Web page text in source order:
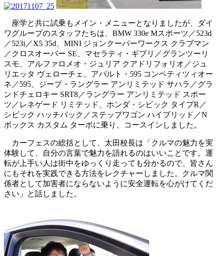
座学と共に試乗もメイン・メニューとなりましたが、ダイ
ワグループのスタッフたちは、BMW 330e Mスポーツ／523d
／523i／X5 35d、MINI ジョンクーパーワークス クラブマン
／クロスオーバー SE、マセラティ・ギブリ／グランツーリ
スモ、アルファロメオ・ジュリア クアドリフォリオ／ジュ
リエッタ ヴェローチェ、アバルト・595 コンペティツィオー
ネ／595、ジープ・ラングラー アンリミテッド サハラ／グラ
ンドチェロキー SRT8／ラングラー アンリミテッド スポー
ツ／レネゲード リミテッド、ホンダ・シビック タイプR／
シビック ハッチバック／ステップワゴン ハイブリッド／N
ボックス カスタム ターボに乗り、コースインしました。
カーフェスの総括として、太田校長は「クルマの魅力を実
体験して、自分の言葉で魅力を語れるのはいいことです。運
転が上手い人は街中をゆっくり走っても分かるので、皆さん
にもそれを実践できる方法をレクチャーしました。クルマ関
係者として加害者にならないように安全運転を心がけてくだ
さい」と話しました。